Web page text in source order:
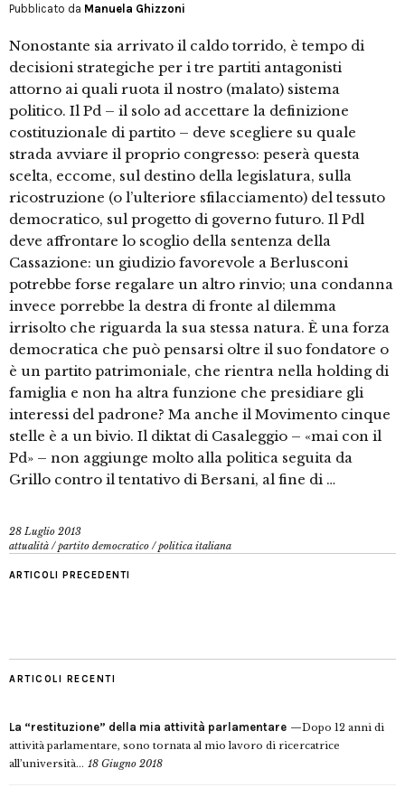
Pubblicato da Manuela Ghizzoni
Nonostante sia arrivato il caldo torrido, è tempo di
decisioni strategiche per i tre partiti antagonisti
attorno ai quali ruota il nostro (malato) sistema
politico. Il Pd – il solo ad accettare la definizione
costituzionale di partito – deve scegliere su quale
strada avviare il proprio congresso: peserà questa
scelta, eccome, sul destino della legislatura, sulla
ricostruzione (o l’ulteriore sfilacciamento) del tessuto
democratico, sul progetto di governo futuro. Il Pdl
deve affrontare lo scoglio della sentenza della
Cassazione: un giudizio favorevole a Berlusconi
potrebbe forse regalare un altro rinvio; una condanna
invece porrebbe la destra di fronte al dilemma
irrisolto che riguarda la sua stessa natura. È una forza
democratica che può pensarsi oltre il suo fondatore o
è un partito patrimoniale, che rientra nella holding di
famiglia e non ha altra funzione che presidiare gli
interessi del padrone? Ma anche il Movimento cinque
stelle è a un bivio. Il diktat di Casaleggio – «mai con il
Pd» – non aggiunge molto alla politica seguita da
Grillo contro il tentativo di Bersani, al fine di …
28 Luglio 2013
attualità /partito democratico /politica italiana
ARTICOLI PRECEDENTI
ARTICOLI RECENTI
La “restituzione” della mia attività parlamentare
Dopo 12 anni di
attività parlamentare, sono tornata al mio lavoro di ricercatrice
all’università... 18 Giugno 2018